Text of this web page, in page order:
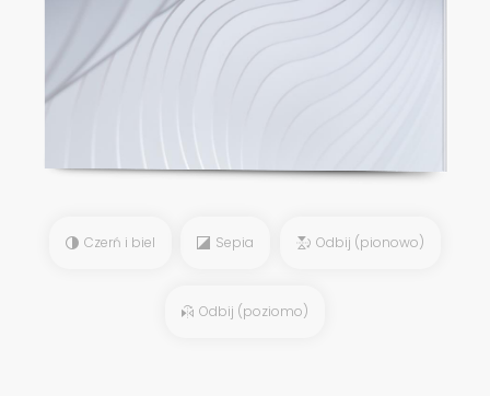
Czerń i biel Sepia Odbij (pionowo)
Odbij (poziomo)